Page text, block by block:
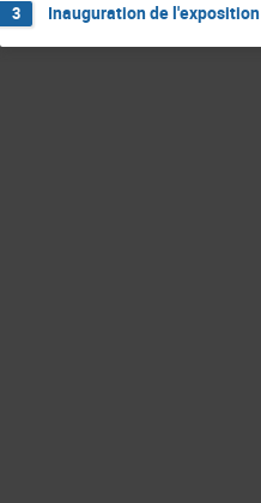
3 Inauguration de l'exposition